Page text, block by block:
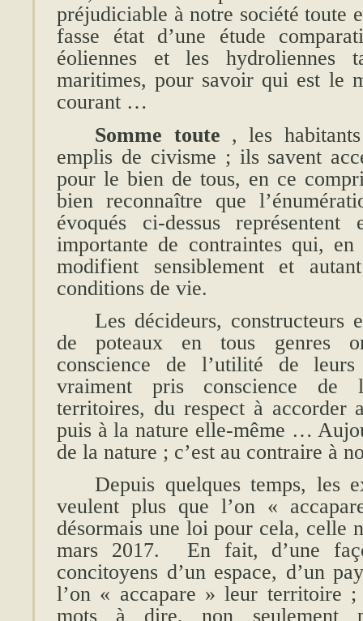
préjudiciable à notre société toute
fasse état d’une étude
éoliennes et les hydroliennes
maritimes, pour savoir qui est le
courant …
Somme toute , les
emplis de civisme ; ils savent
pour le bien de tous, en ce
bien reconnaître que
évoqués ci-dessus représentent
importante de contraintes qui,
modifient sensiblement et
conditions de vie.
Les décideurs, constructeurs
de poteaux en tous genres
conscience de l’utilité de
vraiment pris conscience de
territoires, du respect à accorder
puis à la nature elle-même …
de la nature ; c’est au contraire à
Depuis quelques temps, les
veulent plus que l’on «
désormais une loi pour cela, celle
mars 2017. En fait, d’une
concitoyens d’un espace, d’un
l’on « accapare » leur territoire
mots à dire, non seulement